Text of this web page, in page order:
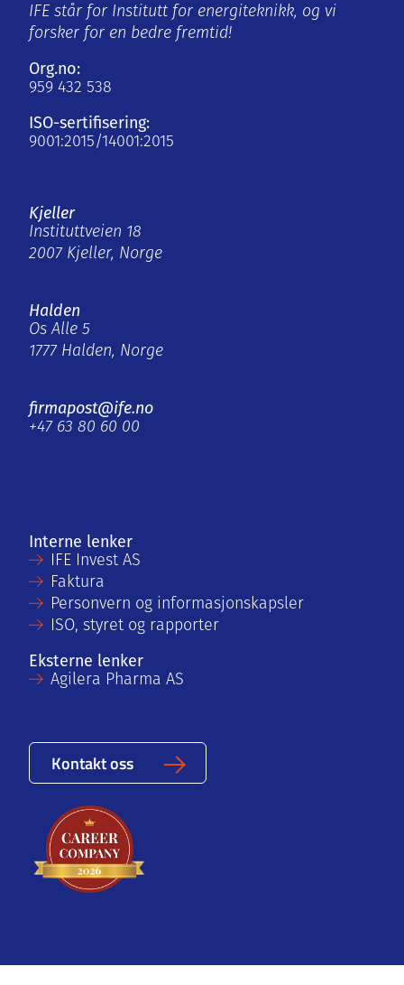
IFE står for Institutt for energiteknikk, og vi
forsker for en bedre fremtid!
Org.no:
959 432 538
ISO-sertifisering:
9001:2015/14001:2015
Kjeller
Instituttveien 18
2007 Kjeller, Norge
Halden
Os Alle 5
1777 Halden, Norge
firmapost@ife.no
+47 63 80 60 00
Interne lenker
IFE Invest AS
Faktura
Personvern og informasjonskapsler
ISO, styret og rapporter
Eksterne lenker
Agilera Pharma AS
Kontakt oss